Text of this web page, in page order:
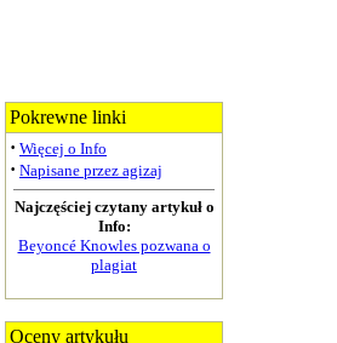
Pokrewne linki
· Więcej o Info
· Napisane przez agizaj
Najczęściej czytany artykuł o
Info:
Beyoncé Knowles pozwana o
plagiat
Oceny artykułu